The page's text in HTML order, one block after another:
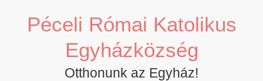
contentPéceli Római Katolikus
Egyházközség
Otthonunk az Egyház!